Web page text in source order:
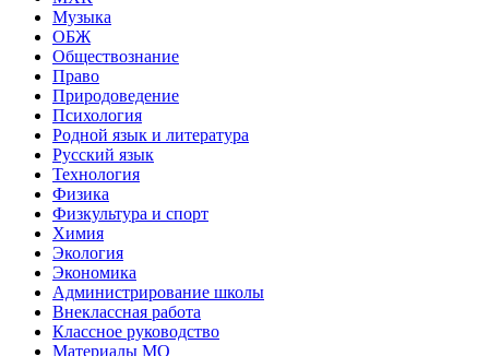
Музыка
ОБЖ
Обществознание
Право
Природоведение
Психология
Родной язык и литература
Русский язык
Технология
Физика
Физкультура и спорт
Химия
Экология
Экономика
Администрирование школы
Внеклассная работа
Классное руководство
Материалы МО